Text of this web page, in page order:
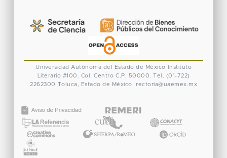
Universidad Autónoma del Estado de México
Instituto
Literario #100. Col. Centro C.P. 50000. Tel. (01-722)
2262300 Toluca, Estado de México. rectoria@uaemex.mx